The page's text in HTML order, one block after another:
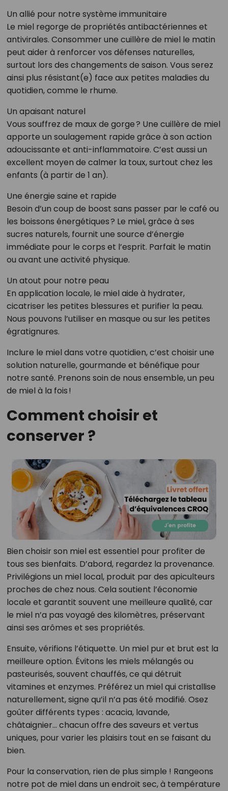
Un allié pour notre système immunitaire
Le miel regorge de propriétés antibactériennes et
antivirales. Consommer une cuillère de miel le matin
peut aider à renforcer vos défenses naturelles,
surtout lors des changements de saison. Vous serez
ainsi plus résistant(e) face aux petites maladies du
quotidien, comme le rhume.
Un apaisant naturel
Vous souffrez de maux de gorge ? Une cuillère de miel
apporte un soulagement rapide grâce à son action
adoucissante et anti-inflammatoire. C’est aussi un
excellent moyen de calmer la toux, surtout chez les
enfants (à partir de 1 an).
Une énergie saine et rapide
Besoin d’un coup de boost sans passer par le café ou
les boissons énergétiques ? Le miel, grâce à ses
sucres naturels, fournit une source d’énergie
immédiate pour le corps et l’esprit. Parfait le matin
ou avant une activité physique.
Un atout pour notre peau
En application locale, le miel aide à hydrater,
cicatriser les petites blessures et purifier la peau.
Nous pouvons l’utiliser en masque ou sur les petites
égratignures.
Inclure le miel dans votre quotidien, c’est choisir une
solution naturelle, gourmande et bénéfique pour
notre santé. Prenons soin de nous ensemble, un peu
de miel à la fois !
Comment choisir et
conserver ?
Bien choisir son miel est essentiel pour profiter de
tous ses bienfaits. D’abord, regardez la provenance.
Privilégions un miel local, produit par des apiculteurs
proches de chez nous. Cela soutient l’économie
locale et garantit souvent une meilleure qualité, car
le miel n’a pas voyagé des kilomètres, préservant
ainsi ses arômes et ses propriétés.
Ensuite, vérifions l’étiquette. Un miel pur et brut est la
meilleure option. Évitons les miels mélangés ou
pasteurisés, souvent chauffés, ce qui détruit
vitamines et enzymes. Préférez un miel qui cristallise
naturellement, signe qu’il n’a pas été modifié. Osez
goûter différents types : acacia, lavande,
châtaignier… chacun offre des saveurs et vertus
uniques, pour varier les plaisirs tout en se faisant du
bien.
Pour la conservation, rien de plus simple ! Rangeons
notre pot de miel dans un endroit sec, à température